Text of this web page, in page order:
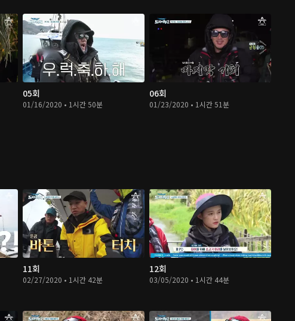
05회
01/16/2020 • 1시간 50분
06회
01/23/2020 • 1시간 51분
11회
02/27/2020 • 1시간 42분
12회
03/05/2020 • 1시간 44분